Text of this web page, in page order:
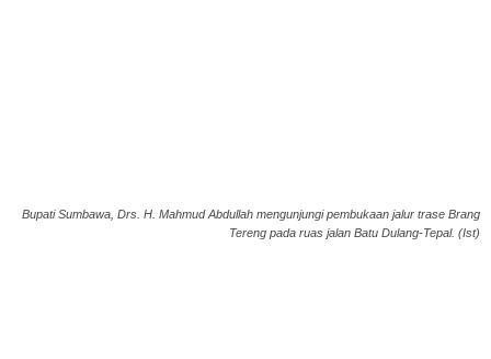
Bupati Sumbawa, Drs. H. Mahmud Abdullah mengunjungi pembukaan jalur trase Brang
Tereng pada ruas jalan Batu Dulang-Tepal. (Ist)